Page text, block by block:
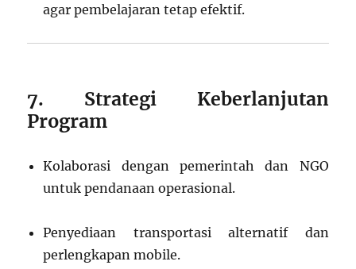
agar pembelajaran tetap efektif.
7. Strategi Keberlanjutan
Program
Kolaborasi dengan pemerintah dan NGO
untuk pendanaan operasional.
Penyediaan transportasi alternatif dan
perlengkapan mobile.